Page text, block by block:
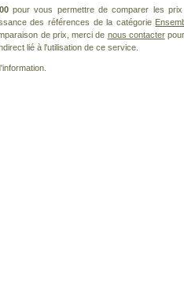
pour vous permettre de comparer les prix
des références de la catégorie
de prix, merci de nous contacter
lié à l'utilisation de ce service.